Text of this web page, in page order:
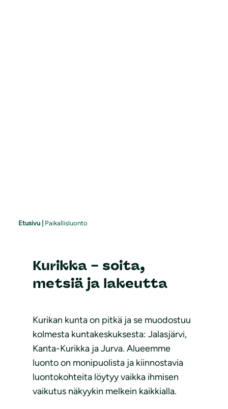
Etusivu | Paikallisluonto
Kurikka – soita,
metsiä ja lakeutta
Kurikan kunta on pitkä ja se muodostuu
kolmesta kuntakeskuksesta: Jalasjärvi,
Kanta-Kurikka ja Jurva. Alueemme
luonto on monipuolista ja kiinnostavia
luontokohteita löytyy vaikka ihmisen
vaikutus näkyykin melkein kaikkialla.